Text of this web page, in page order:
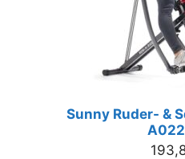
Sunny Ruder- &